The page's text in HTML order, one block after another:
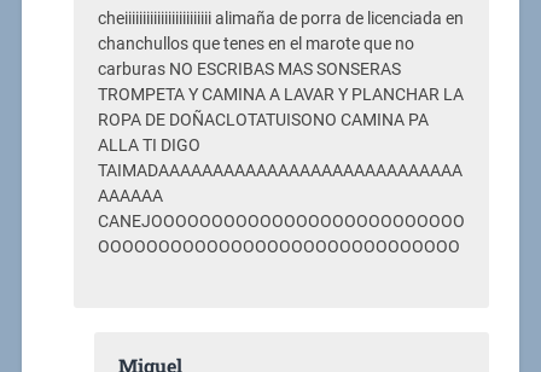
cheiiiiiiiiiiiiiiiiiiiiiiii alimaña de porra de licenciada en
chanchullos que tenes en el marote que no
carburas NO ESCRIBAS MAS SONSERAS
TROMPETA Y CAMINA A LAVAR Y PLANCHAR LA
ROPA DE DOÑACLOTATUISONO CAMINA PA
ALLA TI DIGO
TAIMADAAAAAAAAAAAAAAAAAAAAAAAAAAAA
AAAAAA
CANEJOOOOOOOOOOOOOOOOOOOOOOOOOO
OOOOOOOOOOOOOOOOOOOOOOOOOOOOOO
Miguel